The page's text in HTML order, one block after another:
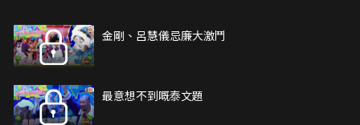
金剛、呂慧儀忌廉大激鬥
最意想不到嘅泰文題